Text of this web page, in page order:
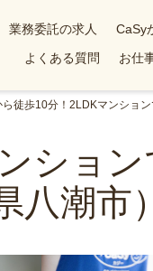
業務委託の求人 CaSy
よくある質問
お仕
ら徒歩10分！2LDKマンショ
ショ
八潮市）